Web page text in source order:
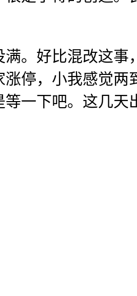
。好比混改这事
停，小我感觉两
一下吧。这几天